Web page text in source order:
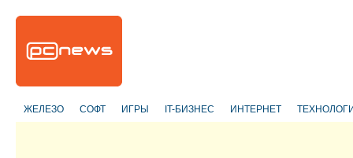
ЖЕЛЕЗО СОФТ ИГРЫ IT-БИЗНЕС ИНТЕРНЕТ